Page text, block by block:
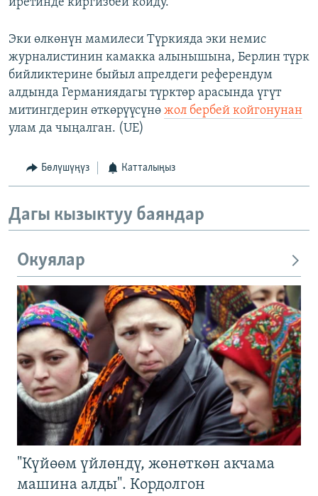
иретинде киргизбей койду.
Эки өлкөнүн мамилеси Түркияда эки немис
журналистинин камакка алынышына, Берлин түрк
бийликтерине быйыл апрелдеги референдум
алдында Германиядагы түрктөр арасында үгүт
митингдерин өткөрүүсүнө жол бербей койгонунан
улам да чыңалган. (UE)
Бөлүшүңүз Катталыңыз
Дагы кызыктуу баяндар
Окуялар
"Күйөөм үйлөндү, жөнөткөн акчама
машина алды". Кордолгон